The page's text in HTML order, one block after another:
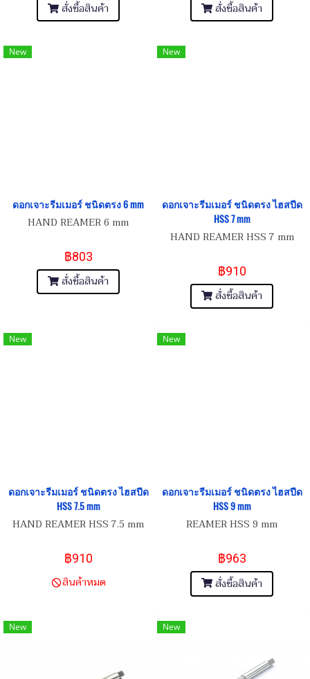
สั่งซื้อสินค้า สั่งซื้อสินค้า
New
ดอกเจาะรีมเมอร์ ชนิดตรง 6 mm
HAND REAMER 6 mm
฿803
สั่งซื้อสินค้า
New
ดอกเจาะรีมเมอร์ ชนิดตรง ไฮสปีด
HSS 7 mm
HAND REAMER HSS 7 mm
฿910
สั่งซื้อสินค้า
New
ดอกเจาะรีมเมอร์ ชนิดตรง ไฮสปีด
HSS 7.5 mm
HAND REAMER HSS 7.5 mm
฿910
สินค้าหมด
New
ดอกเจาะรีมเมอร์ ชนิดตรง ไฮสปีด
HSS 9 mm
REAMER HSS 9 mm
฿963
สั่งซื้อสินค้า
New New